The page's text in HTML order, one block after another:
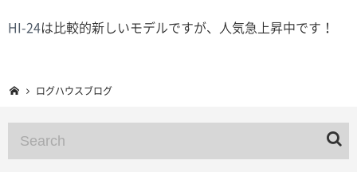
HI-24は比較的新しいモデルですが、人気急上昇中です！
ログハウスブログ